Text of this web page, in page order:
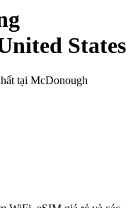
States
tại McDonough